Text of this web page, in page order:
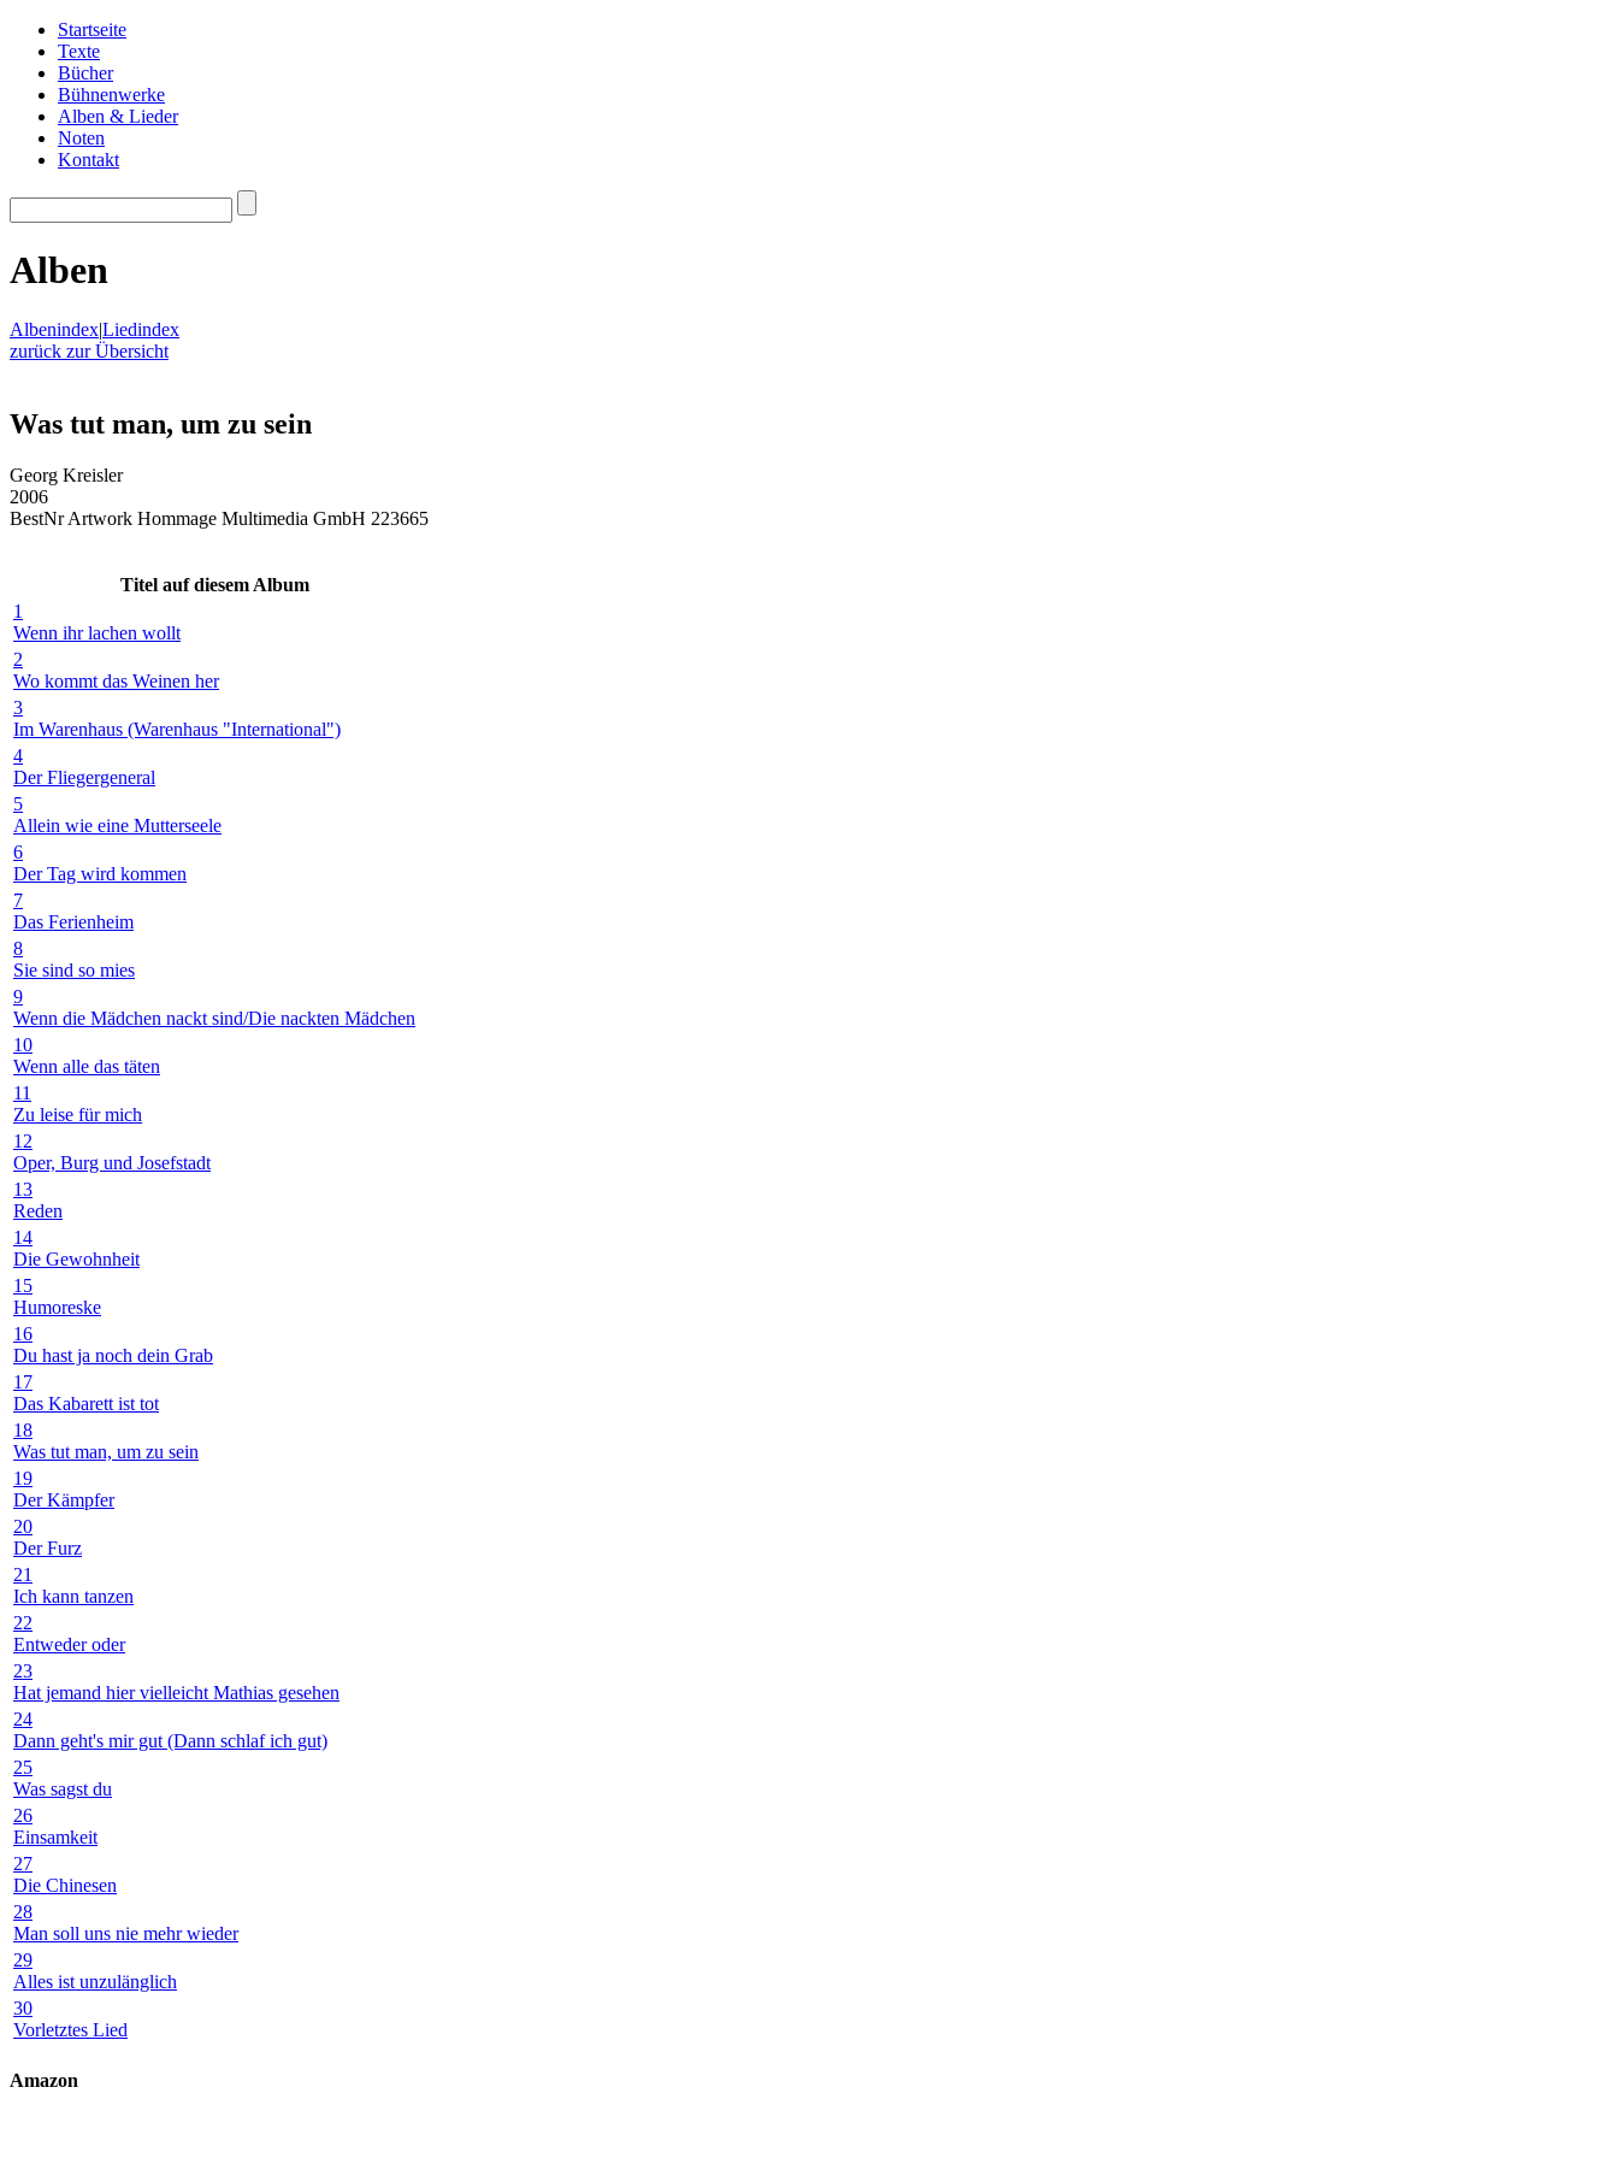
Startseite
Texte
Bücher
Bühnenwerke
Alben & Lieder
Noten
Kontakt
Alben
Albenindex|Liedindex
zurück zur Übersicht
Was tut man, um zu sein
Georg Kreisler
2006
BestNr Artwork Hommage Multimedia GmbH 223665
Titel auf diesem Album
1
Wenn ihr lachen wollt
2
Wo kommt das Weinen her
3
Im Warenhaus (Warenhaus "International")
4
Der Fliegergeneral
5
Allein wie eine Mutterseele
6
Der Tag wird kommen
7
Das Ferienheim
8
Sie sind so mies
9
Wenn die Mädchen nackt sind/Die nackten Mädchen
10
Wenn alle das täten
11
Zu leise für mich
12
Oper, Burg und Josefstadt
13
Reden
14
Die Gewohnheit
15
Humoreske
16
Du hast ja noch dein Grab
17
Das Kabarett ist tot
18
Was tut man, um zu sein
19
Der Kämpfer
20
Der Furz
21
Ich kann tanzen
22
Entweder oder
23
Hat jemand hier vielleicht Mathias gesehen
24
Dann geht's mir gut (Dann schlaf ich gut)
25
Was sagst du
26
Einsamkeit
27
Die Chinesen
28
Man soll uns nie mehr wieder
29
Alles ist unzulänglich
30
Vorletztes Lied
Amazon